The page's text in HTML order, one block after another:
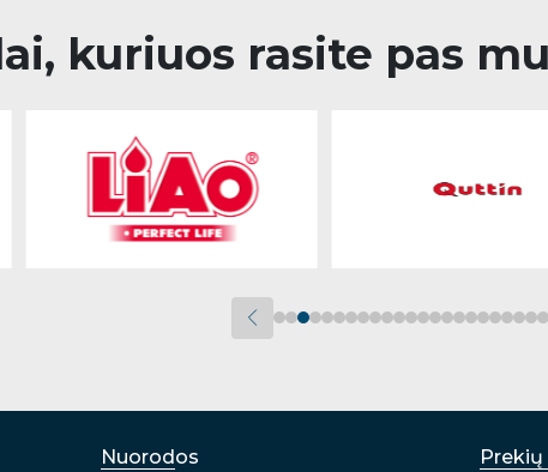
kuriuos rasite pas
Nuorodos